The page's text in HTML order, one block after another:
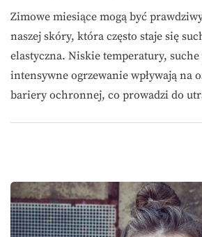
Zimowe miesiące mogą być
naszej skóry, która często staje się
elastyczna. Niskie temperatury,
intensywne ogrzewanie wpływają na
bariery ochronnej, co prowadzi do